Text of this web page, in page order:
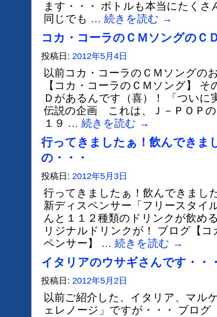
ます・・・ ボトルも本当にたくさ
同じでも … 続きを読む →
コカ・コーラのＣＭソングのＣ
投稿日: 2012年5月4日
以前コカ・コーラのＣＭソングの
【コカ・コーラのＣＭソング】
Ｄがあるんです（喜）！ 「ついに
伝説の企画 これは、Ｊ－ＰＯＰ
１９ … 続きを読む →
行ってきましたぁ！飲んできま
の・・・
投稿日: 2012年5月3日
行ってきましたぁ！飲んできまし
新ディスペンサー「フリースタイ
んと１１２種類のドリンクが飲め
リジナルドリンクが！ ブログ【
ペンサー】 … 続きを読む →
イタリアのウサギさんです・・
投稿日: 2012年5月2日
以前ご紹介した、イタリア、マル
ェレノージ」ですが・・・ ブロ